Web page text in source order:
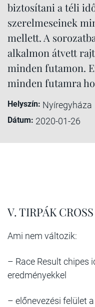
biztosítani a téli
szerelmeseinek
mellett. A
alkalmon átvett
minden futamon.
minden futamra
Helyszín: Nyíregyháza
Dátum: 2020-01-26
V. TIRPÁK
Ami nem változik:
– Race Result chipes
eredményekkel
– előnevezési felület